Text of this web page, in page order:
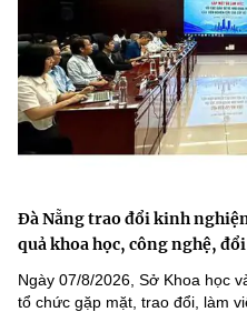
Đà Nẵng trao đổi kinh
quả khoa học, công nghệ,
Ngày 07/8/2026, Sở Khoa học
tổ chức gặp mặt, trao đổi, làm